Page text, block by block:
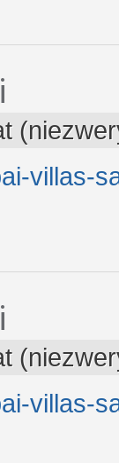
villas-
villas-